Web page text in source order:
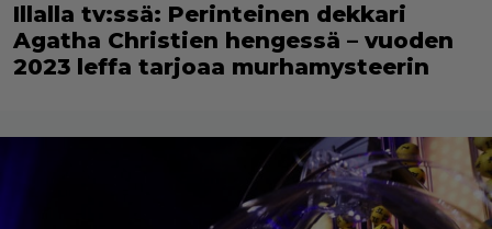
Illalla tv:ssä: Perinteinen dekkari
Agatha Christien hengessä – vuoden
2023 leffa tarjoaa murhamysteerin